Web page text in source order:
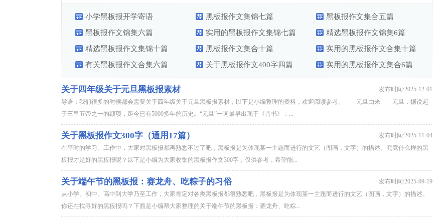
小学黑板报开学寄语
黑板报作文集锦七篇
黑板报作文集合五篇
黑板报作文锦集六篇
实用的黑板报作文集锦七篇
精选黑板报作文锦集6篇
精选黑板报作文集锦十篇
黑板报作文集合十篇
实用的黑板报作文合集十篇
有关黑板报作文合集六篇
关于黑板报作文400字四篇 实用的黑板报作文集合6篇
发布时间:2025-12-01
关于四年级关于元旦黑板报素材
导语：我们很多的时候都会需要关于四年级关于元旦黑板报素材，以下是小编整理的资料，欢迎阅读参考。 元旦由来 元旦，据说起
于三皇五帝之一的颛顼，距今已有5000多年的历史。“元旦”一词最早出现于《晋书》：...
发布时间:2025-11-04
关于黑板报作文300字（通用17篇）
在平时的学习、工作中，大家对黑板报都再熟悉不过了吧，黑板报是为体现某一主题而进行的文艺（图画，文字）的描述。究竟什么样的黑
板报才是好的黑板报呢？以下是小编为大家收集的黑板报作文300字，仅供参考，希望能...
发布时间:2025-09-19
关于端午节的黑板报：赛龙舟、吃粽子的习俗
从小学、初中、高中到大学乃至工作，大家肯定对各类黑板报都很熟悉吧，黑板报是为体现某一主题而进行的文艺（图画，文字）的描述。
你还在找寻好的黑板报吗？下面是小编帮大家整理的关于端午节的黑板报：赛龙舟、吃粽...